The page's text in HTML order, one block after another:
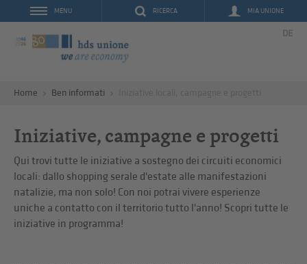
RICERCA MIA UNIONE
MENU
DE
Home Ben informati
Iniziative, campagne e progetti
Qui trovi tutte le iniziative a sostegno dei circuiti economici
locali: dallo shopping serale d'estate alle manifestazioni
natalizie, ma non solo! Con noi potrai vivere esperienze
uniche a contatto con il territorio tutto l'anno! Scopri tutte le
iniziative in programma!